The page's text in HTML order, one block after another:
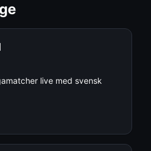
live med svensk